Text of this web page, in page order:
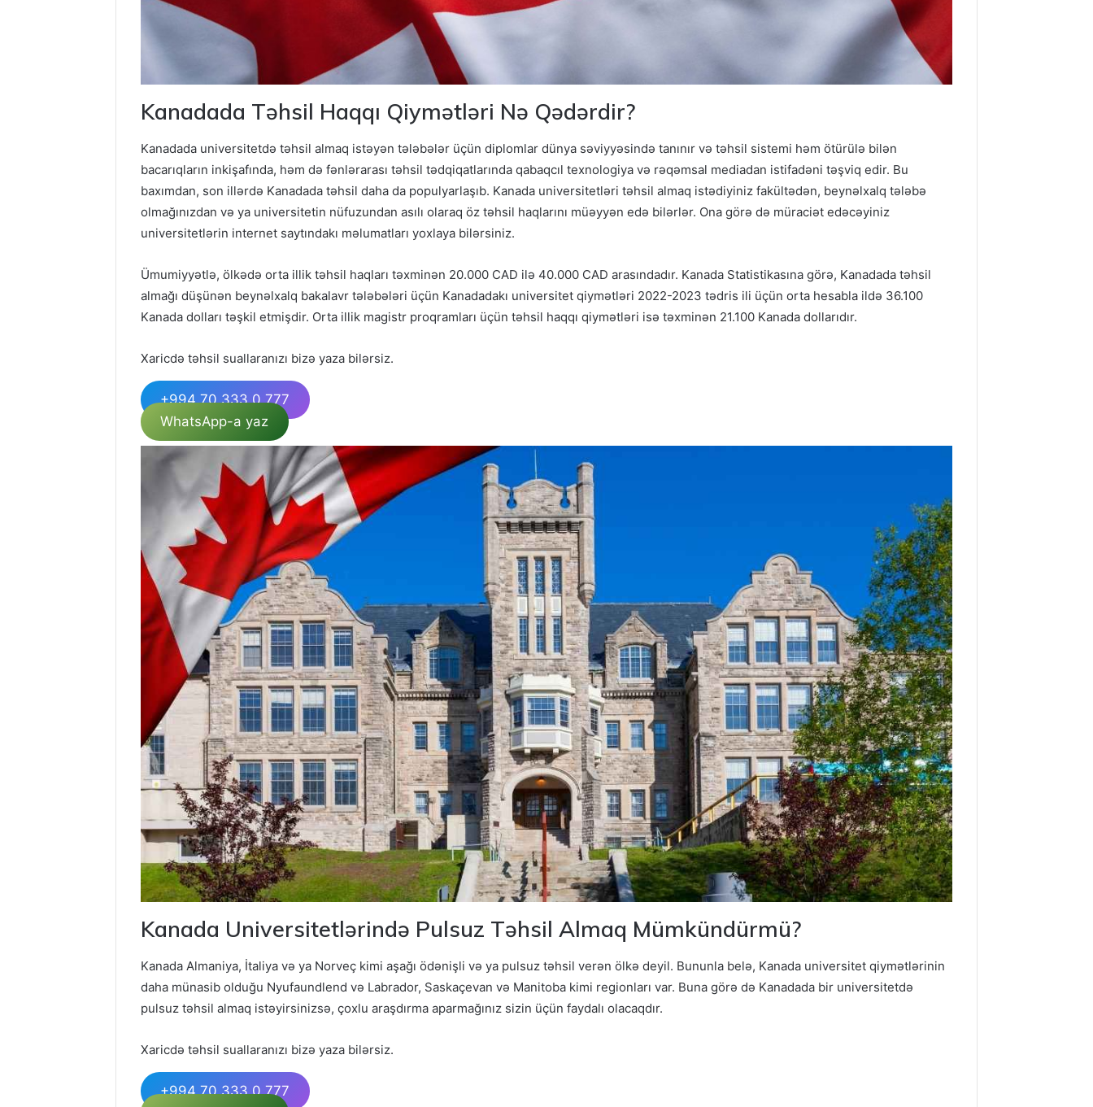
Kanadada Təhsil Haqqı Qiymətləri Nə Qədərdir?
Kanadada universitetdə təhsil almaq istəyən tələbələr üçün diplomlar dünya səviyyəsində tanınır və təhsil sistemi həm ötürülə bilən
bacarıqların inkişafında, həm də fənlərarası təhsil tədqiqatlarında qabaqcıl texnologiya və rəqəmsal mediadan istifadəni təşviq edir. Bu
baxımdan, son illərdə Kanadada təhsil daha da populyarlaşıb. Kanada universitetləri təhsil almaq istədiyiniz fakültədən, beynəlxalq tələbə
olmağınızdan və ya universitetin nüfuzundan asılı olaraq öz təhsil haqlarını müəyyən edə bilərlər. Ona görə də müraciət edəcəyiniz
universitetlərin internet saytındakı məlumatları yoxlaya bilərsiniz.
Ümumiyyətlə, ölkədə orta illik təhsil haqları təxminən 20.000 CAD ilə 40.000 CAD arasındadır. Kanada Statistikasına görə, Kanadada təhsil
almağı düşünən beynəlxalq bakalavr tələbələri üçün Kanadadakı universitet qiymətləri 2022-2023 tədris ili üçün orta hesabla ildə 36.100
Kanada dolları təşkil etmişdir. Orta illik magistr proqramları üçün təhsil haqqı qiymətləri isə təxminən 21.100 Kanada dollarıdır.
Xaricdə təhsil suallaranızı bizə yaza bilərsiz.
+994 70 333 0 777
WhatsApp-a yaz
Kanada Universitetlərində Pulsuz Təhsil Almaq Mümkündürmü?
Kanada Almaniya, İtaliya və ya Norveç kimi aşağı ödənişli və ya pulsuz təhsil verən ölkə deyil. Bununla belə, Kanada universitet qiymətlərinin
daha münasib olduğu Nyufaundlend və Labrador, Saskaçevan və Manitoba kimi regionları var. Buna görə də Kanadada bir universitetdə
pulsuz təhsil almaq istəyirsinizsə, çoxlu araşdırma aparmağınız sizin üçün faydalı olacaqdır.
Xaricdə təhsil suallaranızı bizə yaza bilərsiz.
+994 70 333 0 777